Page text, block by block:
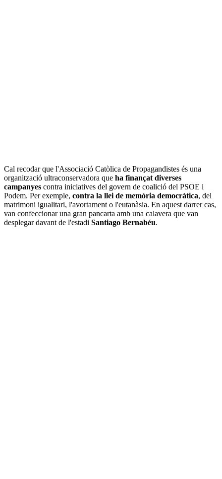
Cal recodar que l'Associació Catòlica de Propagandistes és una
organització ultraconservadora que ha finançat diverses
campanyes contra iniciatives del govern de coalició del PSOE i
Podem. Per exemple, contra la llei de memòria democràtica, del
matrimoni igualitari, l'avortament o l'eutanàsia. En aquest darrer cas,
van confeccionar una gran pancarta amb una calavera que van
desplegar davant de l'estadi Santiago Bernabéu.